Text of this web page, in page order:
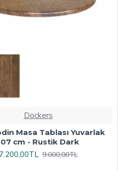
-20 %
Dockers
Allzalit veya Wermodin
70X120 - Afyon Mermer
6.080,00TL 7.600,00TL